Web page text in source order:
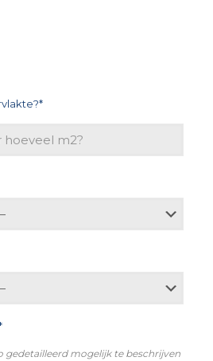
gedetailleerd mogelijk te beschrijven